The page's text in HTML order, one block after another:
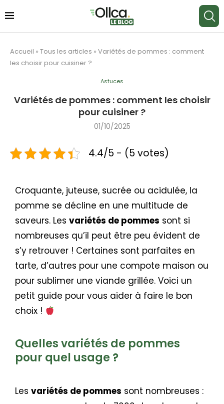
Accueil » Tous les articles » Variétés de pommes : comment
les choisir pour cuisiner ?
Astuces
Variétés de pommes : comment les choisir
pour cuisiner ?
01/10/2025
4.4/5 - (5 votes)
Croquante, juteuse, sucrée ou acidulée, la
pomme se décline en une multitude de
saveurs. Les variétés de pommes sont si
nombreuses qu’il peut être peu évident de
s’y retrouver ! Certaines sont parfaites en
tarte, d’autres pour une compote maison ou
pour sublimer une viande grillée. Voici un
petit guide pour vous aider à faire le bon
choix !
Quelles variétés de pommes
pour quel usage ?
Les variétés de pommes sont nombreuses :